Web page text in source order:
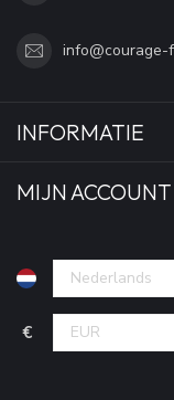
info@courage-
INFORMATIE
MIJN ACCOUNT
€